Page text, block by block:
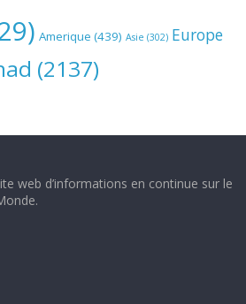
Amerique (439) Asie (302) Europe
(2137)
web d’informations en continue sur le